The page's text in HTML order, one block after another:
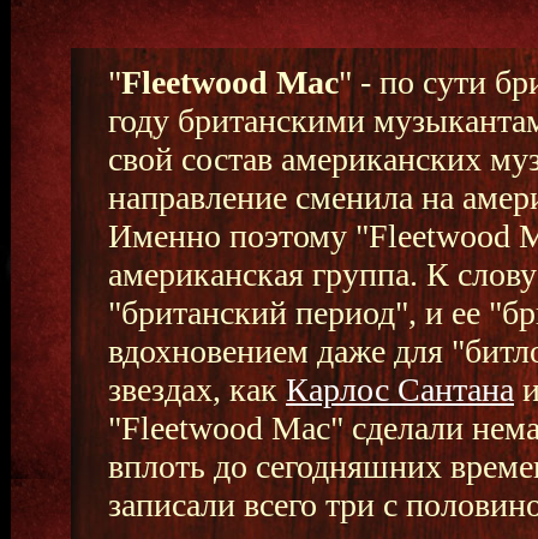
"Fleetwood Mac" - по сути
году британскими
свой состав американских
направление сменила на
Именно поэтому "Fleetwood
американская группа. К
"британский период", и ее
вдохновением даже для
звездах, как Карлос Сантана
"Fleetwood Mac" сделали
вплоть до сегодняшних
записали всего три с